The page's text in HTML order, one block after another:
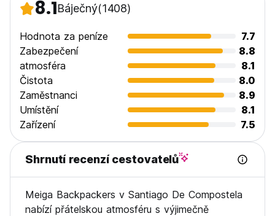
8.1Báječný(1408)
Hodnota za peníze
7.7
Zabezpečení
8.8
atmosféra
8.1
Čistota
8.0
Zaměstnanci
8.9
Umístění
8.1
Zařízení
7.5
Shrnutí recenzí cestovatelů
Meiga Backpackers v Santiago De Compostela
nabízí přátelskou atmosféru s výjimečně